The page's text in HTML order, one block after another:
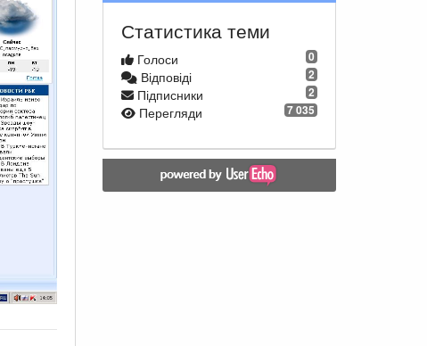
Статистика теми
0
Голоси
2
Відповіді
2
Підписники
7 035
Перегляди